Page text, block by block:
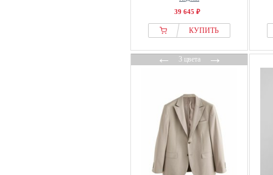
39 645 ₽
КУПИТЬ
←3 цвета→